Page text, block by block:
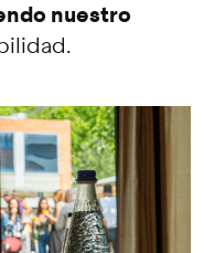
nuestro